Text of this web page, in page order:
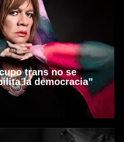
trans no se
la democracia”